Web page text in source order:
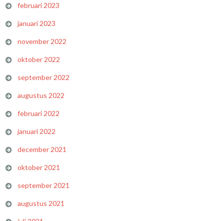
februari 2023
januari 2023
november 2022
oktober 2022
september 2022
augustus 2022
februari 2022
januari 2022
december 2021
oktober 2021
september 2021
augustus 2021